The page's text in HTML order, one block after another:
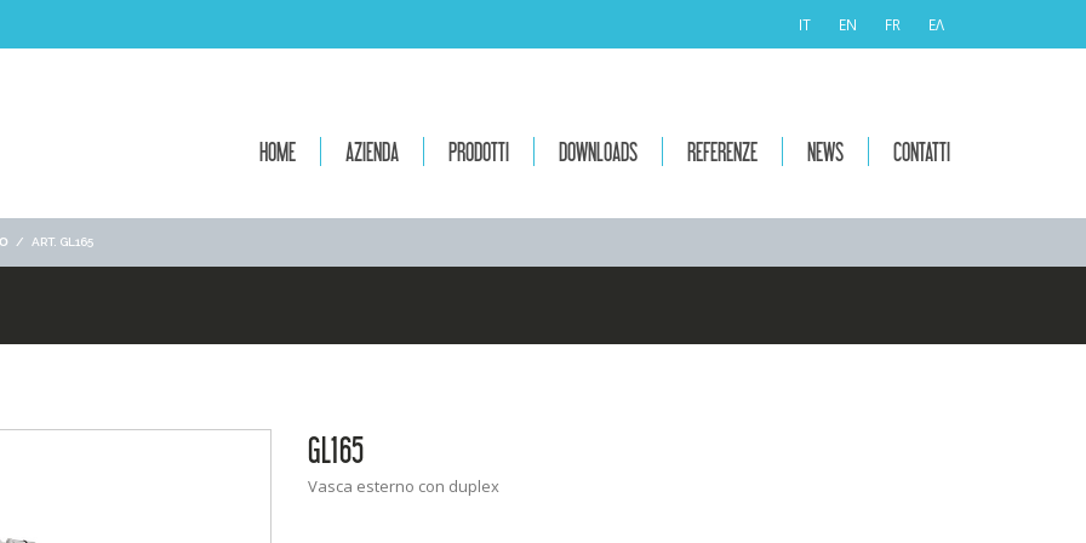
IT EN FR ΕΛ
HOME AZIENDA PRODOTTI DOWNLOADS REFERENZE NEWS CONTATTI
/ ART. GL165
GL165
Vasca esterno con duplex